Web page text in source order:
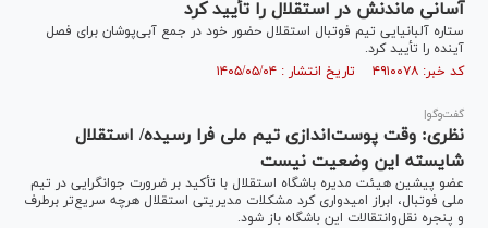
آسانی ماندنش در استقلال را تأیید کرد
ستاره آلبانیایی تیم فوتبال استقلال حضور خود در جمع آبی‌پوشان برای فصل
آینده را تأیید کرد.
کد خبر: ۴۹۱۰۰۷۸ تاریخ انتشار : ۱۴۰۵/۰۵/۰۴
گفت‌و‌گو|
نظری: وقت پوست‌اندازی تیم ملی فرا رسیده/ استقلال
شایسته این وضعیت نیست
عضو پیشین هیئت مدیره باشگاه استقلال با تأکید بر ضرورت جوانگرایی در تیم
ملی فوتبال، ابراز امیدواری کرد مشکلات مدیریتی استقلال هرچه سریع‌تر برطرف
و پنجره نقل‌وانتقالات این باشگاه باز شود.